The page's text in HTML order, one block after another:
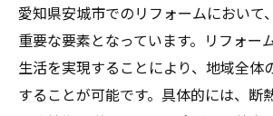
愛知県安城市でのリフォームにおいて
重要な要素となっています。リフォー
生活を実現することにより、地域全体
することが可能です。具体的には、断